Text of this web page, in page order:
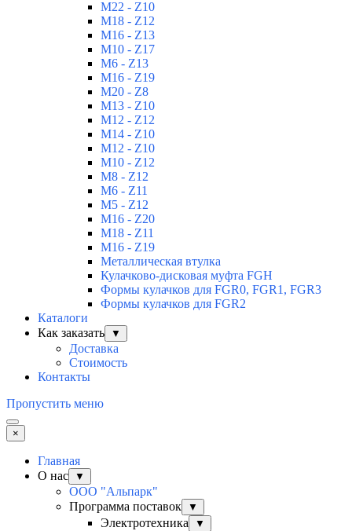
M22 - Z10
M18 - Z12
M16 - Z13
M10 - Z17
M6 - Z13
M16 - Z19
M20 - Z8
M13 - Z10
M12 - Z12
M14 - Z10
M12 - Z10
M10 - Z12
M8 - Z12
M6 - Z11
M5 - Z12
M16 - Z20
M18 - Z11
M16 - Z19
Металлическая втулка
Кулачково-дисковая муфта FGH
Формы кулачков для FGR0, FGR1, FGR3
Формы кулачков для FGR2
Каталоги
Как заказать
▼
Доставка
Стоимость
Контакты
Пропустить меню
×
Главная
О нас
▼
ООО "Альпарк"
Программа поставок
▼
Электротехника ▼